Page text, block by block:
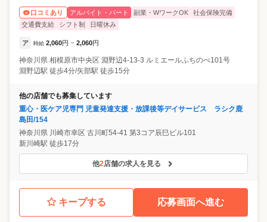
口コミあり アルバイト・パート 副業・WワークOK
社会保険完備
交通費支給
シフト制 日曜休み
ア 時給 2,060円 ~ 2,060円
神奈川県 相模原市中央区 淵野辺4-13-3 ルミエールふちのべ101号
淵野辺駅 徒歩4分/矢部駅 徒歩15分
他の店舗でも募集しています
重心・医ケア児専門 児童発達支援・放課後等デイサービス ラシク鹿
島田/154
神奈川県 川崎市幸区 古川町54-41 第3コア辰巳ビル101
新川崎駅 徒歩17分
他2店舗の求人を見る
キープする 応募画面へ進む